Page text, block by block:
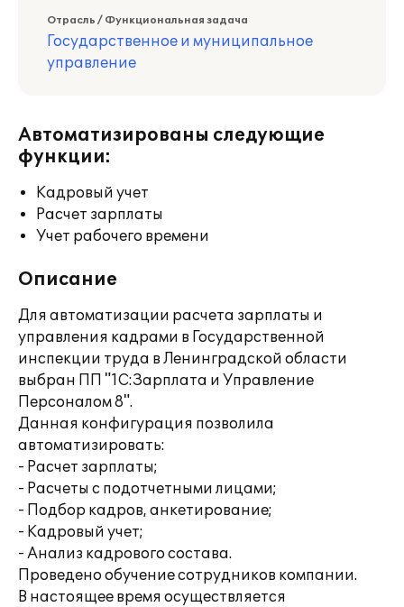
Отрасль / Функциональная задача
Государственное и муниципальное
управление
Автоматизированы следующие
функции:
Кадровый учет
Расчет зарплаты
Учет рабочего времени
Описание
Для автоматизации расчета зарплаты и
управления кадрами в Государственной
инспекции труда в Ленинградской области
выбран ПП "1С:Зарплата и Управление
Персоналом 8".
Данная конфигурация позволила
автоматизировать:
- Расчет зарплаты;
- Расчеты с подотчетными лицами;
- Подбор кадров, анкетирование;
- Кадровый учет;
- Анализ кадрового состава.
Проведено обучение сотрудников компании.
В настоящее время осуществляется